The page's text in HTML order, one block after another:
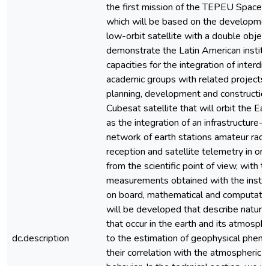
dc.description
the first mission of the TEPEU Space
which will be based on the
low-orbit satellite with a double
demonstrate the Latin American
capacities for the integration of
academic groups with related projects
planning, development and
Cubesat satellite that will orbit the
as the integration of an infrastructure-
network of earth stations amateur
reception and satellite telemetry in
from the scientific point of view, with
measurements obtained with the
on board, mathematical and
will be developed that describe
that occur in the earth and its
to the estimation of geophysical
their correlation with the atmospheric